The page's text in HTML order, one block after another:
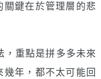
鍵在於管理層的悲
，重點是拼多多未來
年，都不太可能回